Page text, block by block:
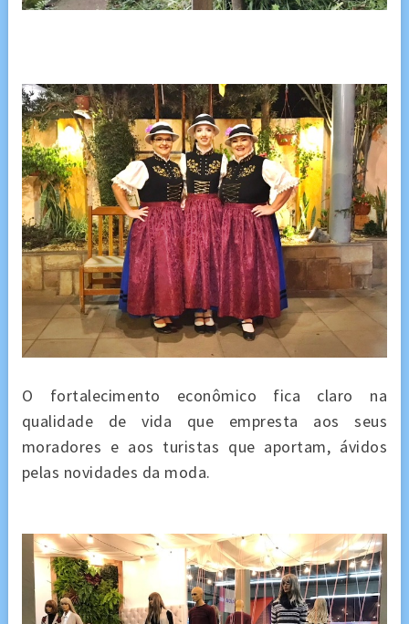
O fortalecimento econômico fica claro na
qualidade de vida que empresta aos seus
moradores e aos turistas que aportam, ávidos
pelas novidades da moda.